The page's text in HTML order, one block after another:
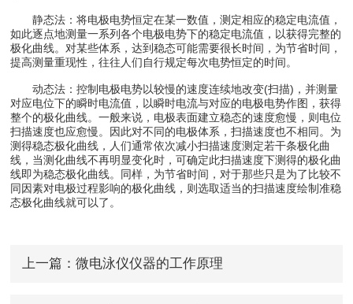
静态法：将电极电势恒定在某一数值，测定相应的稳定电流值，
如此逐点地测量一系列各个电极电势下的稳定电流值，以获得完整的
极化曲线。对某些体系，达到稳态可能需要很长时间，为节省时间，
提高测量重现性，往往人们自行规定每次电势恒定的时间。
动态法：控制电极电势以较慢的速度连续地改变(扫描)，并测量
对应电位下的瞬时电流值，以瞬时电流与对应的电极电势作图，获得
整个的极化曲线。一般来说，电极表面建立稳态的速度愈慢，则电位
扫描速度也应愈慢。因此对不同的电极体系，扫描速度也不相同。为
测得稳态极化曲线，人们通常依次减小扫描速度测定若干条极化曲
线，当测化曲线不再明显变化时，可确定此扫描速度下测得的极化曲
线即为稳态极化曲线。同样，为节省时间，对于那些只是为了比较不
同因素对电极过程影响的极化曲线，则选取适当的扫描速度绘制准稳
态极化曲线就可以了。
上一篇： 微电泳仪仪器的工作原理